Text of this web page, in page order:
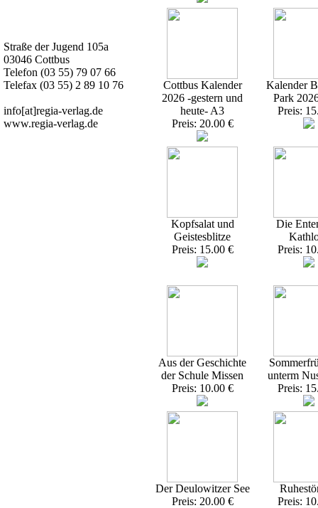
Straße der Jugend 105a
03046 Cottbus
Telefon (03 55) 79 07 66
Telefax (03 55) 2 89 10 76
info[at]regia-verlag.de
www.regia-verlag.de
Cottbus Kalender
2026 -gestern und
heute- A3
Preis: 20.00 €
Kalender
Park
Preis:
Kopfsalat und
Geistesblitze
Preis: 15.00 €
Die
Preis:
Aus der Geschichte
der Schule Missen
Preis: 10.00 €
unterm
Preis:
Der Deulowitzer See
Preis: 20.00 €
Preis: